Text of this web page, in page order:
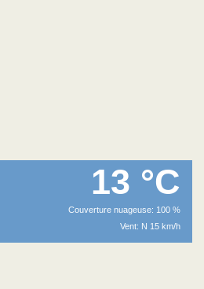
13 °C
Couverture nuageuse: 100 %
Vent: N 15 km/h